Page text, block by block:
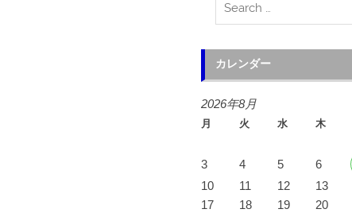
カレンダー
2026年8月
月 火 水 木
3
4 5 6
10
11 12 13
17
18 19 20